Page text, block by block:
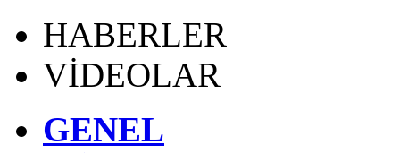
HABERLER
VİDEOLAR
GENEL